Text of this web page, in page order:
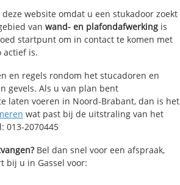
website omdat u een stukadoor zoekt
van wand- en plafondafwerking is
startpunt om in contact te komen met
actief is.
en regels rondom het stucadoren en
gevels. Als u van plan bent
laten voeren in Noord-Brabant, dan is het
wat past bij de uitstraling van het
013-2070445
Bel dan snel voor een afspraak,
bij u in Gassel voor: